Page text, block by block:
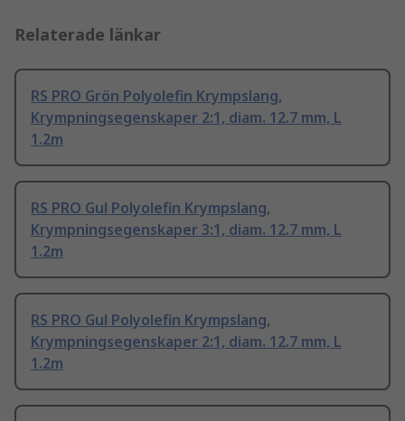
Relaterade länkar
RS PRO Grön Polyolefin Krympslang,
Krympningsegenskaper 2:1, diam. 12.7 mm, L
1.2m
RS PRO Gul Polyolefin Krympslang,
Krympningsegenskaper 3:1, diam. 12.7 mm, L
1.2m
RS PRO Gul Polyolefin Krympslang,
Krympningsegenskaper 2:1, diam. 12.7 mm, L
1.2m